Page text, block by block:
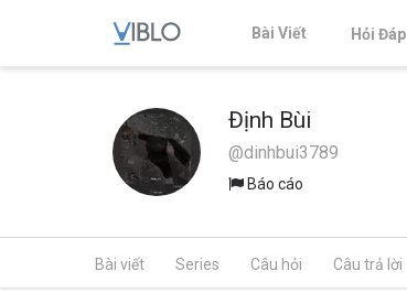
Bài Viết Hỏi Đáp
Định Bùi
@dinhbui3789
Báo cáo
Bài viết Series Câu hỏi Câu trả lời